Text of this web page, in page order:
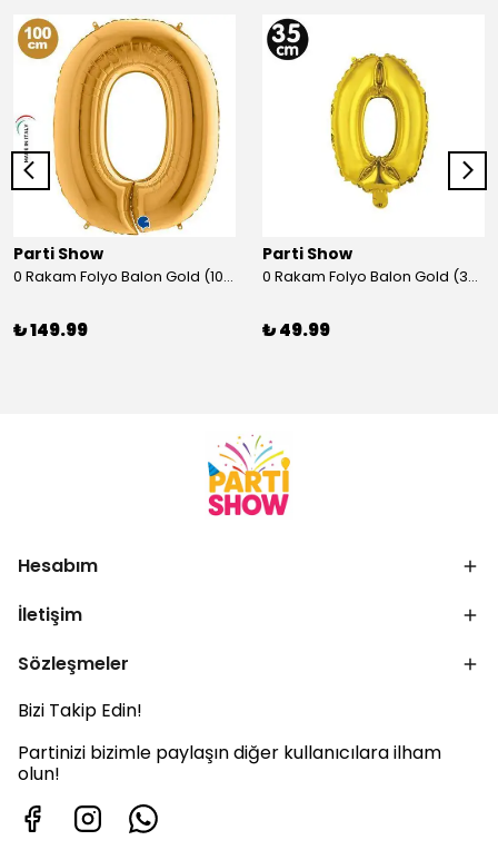
Parti Show
0 Rakam Folyo Balon Gold (100x70 cm)
₺ 149.99
Parti Show
0 Rakam Folyo Balon Gold (35 cm)
₺ 49.99
Hesabım
İletişim
Sözleşmeler
Bizi Takip Edin!
Partinizi bizimle paylaşın diğer kullanıcılara ilham
olun!